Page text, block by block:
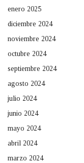
enero 2025
diciembre 2024
noviembre 2024
octubre 2024
septiembre 2024
agosto 2024
julio 2024
junio 2024
mayo 2024
abril 2024
marzo 2024